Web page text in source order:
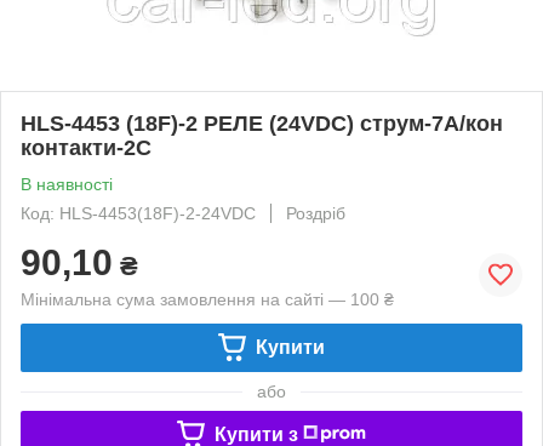
HLS-4453 (18F)-2 РЕЛЕ (24VDC) струм-7A/кон
контакти-2С
В наявності
Код: HLS-4453(18F)-2-24VDC
Роздріб
90,10 ₴
Мінімальна сума замовлення на сайті — 100 ₴
Купити
або
Купити з